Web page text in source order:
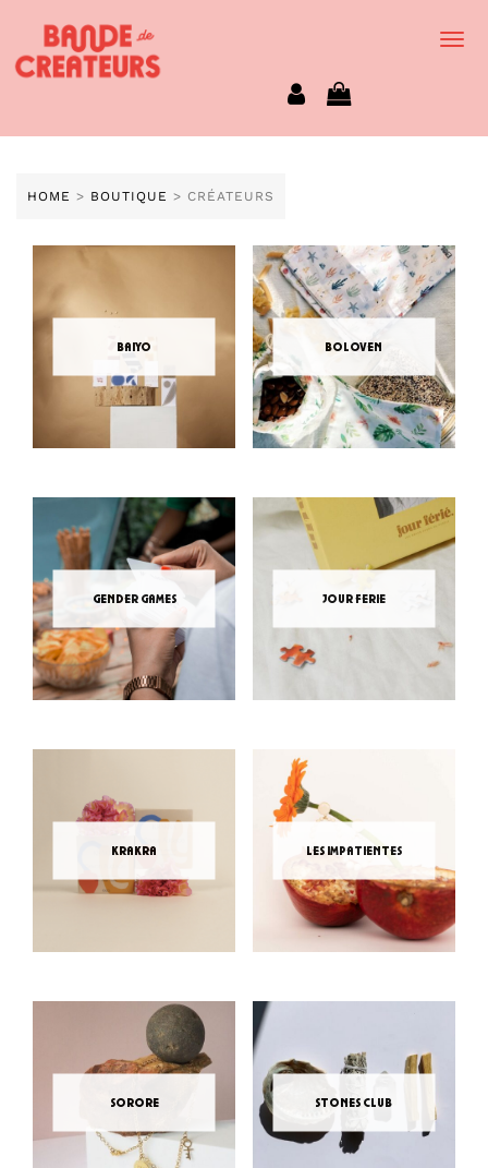
HOME > BOUTIQUE > CRÉATEURS
baiyo boloven
gender games jour ferie
krakra les impatientes
sorore stones club